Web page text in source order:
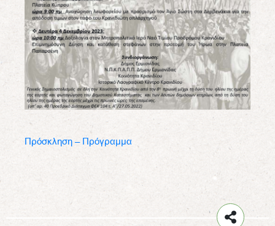
Πρόσκληση – Πρόγραμμα